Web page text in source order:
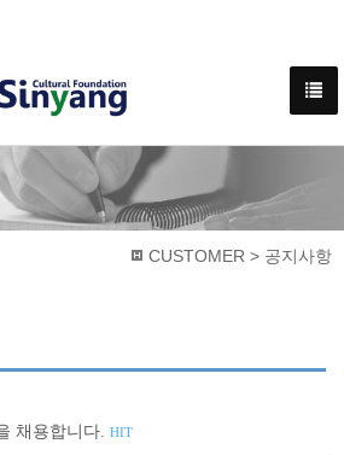
CUSTOMER > 공지사항
채용합니다. HIT